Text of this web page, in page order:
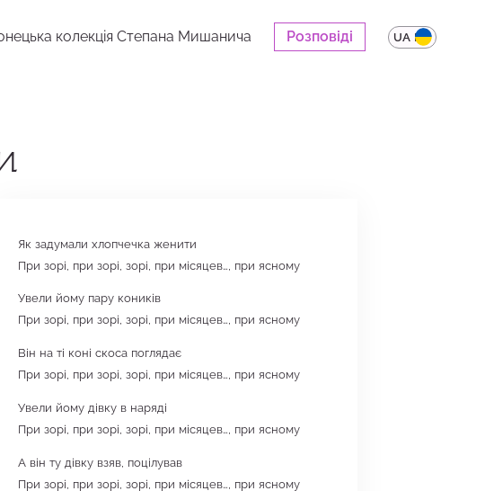
UA EN
колекція Степана Мишанича Розповіді
Як задумали хлопчечка женити
При зорі, при зорі, зорі, при місяцев…, при ясному
Увели йому пару коників
При зорі, при зорі, зорі, при місяцев…, при ясному
Він на ті коні скоса поглядає
При зорі, при зорі, зорі, при місяцев…, при ясному
Увели йому дівку в наряді
При зорі, при зорі, зорі, при місяцев…, при ясному
А він ту дівку взяв, поцілував
При зорі, при зорі, зорі, при місяцев…, при ясному